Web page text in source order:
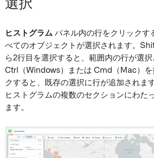
選択
ヒストグラム パネル内の行をクリックす
べてのオブジェクトが選択されます。
ら2行目を選択すると、範囲内の行が選択
Ctrl（Windows）または Cmd（Mac）を
クすると、既存の選択に行が追加されま
ヒストグラムの複数のセクションにわた
ます。